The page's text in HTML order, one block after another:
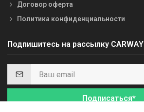
Договор оферта
Политика конфиденциальности
Подпишитесь на рассылку CARWAY
Подписаться*